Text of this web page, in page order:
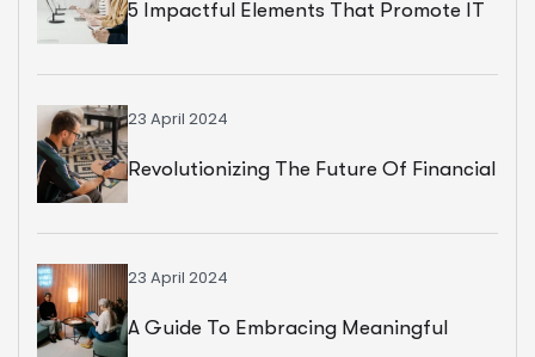
5 Impactful Elements That Promote IT
23 April 2024
Revolutionizing The Future Of Financial
23 April 2024
A Guide To Embracing Meaningful